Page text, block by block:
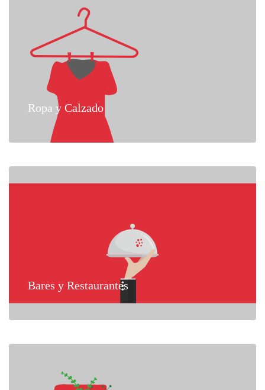
Ropa y Calzado
Bares y Restaurantes